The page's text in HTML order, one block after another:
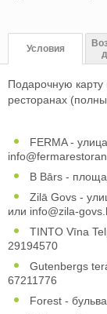
Условия
Подарочную
ресторанах
FERMA -
B Bārs -
Zilā Govs -
или info@zila-
TINTO Vīna
29194570
Gutenbergs
67211776
Forest -